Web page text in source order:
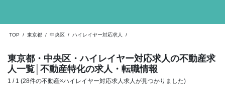
TOP / 東京都 / 中央区 / ハイレイヤー対応求人 /
東京都・中央区・ハイレイヤー対応求人の不動産求
人一覧 │不動産特化の求人・転職情報
1 / 1 (28件の不動産×ハイレイヤー対応求人求人が見つかりました)